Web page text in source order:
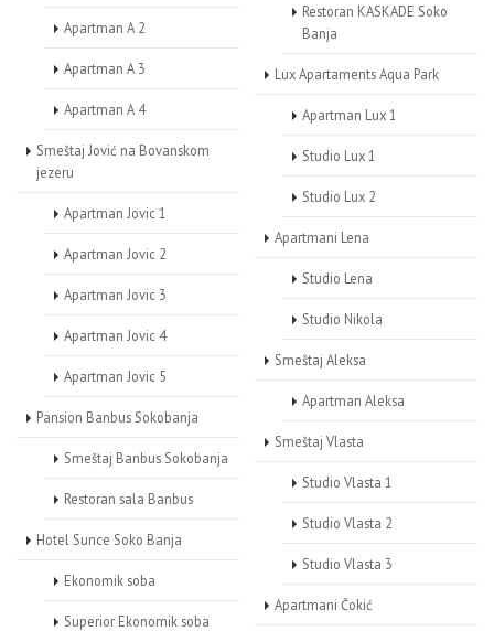
Apartman A 2
Apartman A 3
Apartman A 4
Smeštaj Jović na Bovanskom
jezeru
Apartman Jovic 1
Apartman Jovic 2
Apartman Jovic 3
Apartman Jovic 4
Apartman Jovic 5
Pansion Banbus Sokobanja
Smeštaj Banbus Sokobanja
Restoran sala Banbus
Hotel Sunce Soko Banja
Ekonomik soba
Superior Ekonomik soba
Restoran KASKADE Soko
Banja
Lux Apartaments Aqua Park
Apartman Lux 1
Studio Lux 1
Studio Lux 2
Apartmani Lena
Studio Lena
Studio Nikola
Smeštaj Aleksa
Apartman Aleksa
Smeštaj Vlasta
Studio Vlasta 1
Studio Vlasta 2
Studio Vlasta 3
Apartmani Čokić